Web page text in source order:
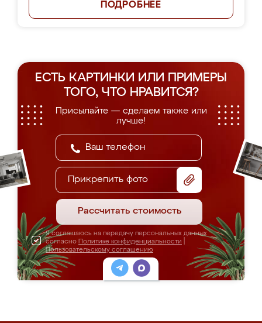
ПОДРОБНЕЕ
ЕСТЬ КАРТИНКИ ИЛИ ПРИМЕРЫ
ТОГО, ЧТО НРАВИТСЯ?
Присылайте — сделаем также или
лучше!
Прикрепить фото
Рассчитать стоимость
Я соглашаюсь на передачу персональных данных
согласно Политике конфиденциальности
Пользовательскому соглашению